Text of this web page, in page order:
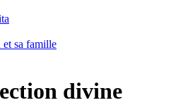
et sa famille
divine